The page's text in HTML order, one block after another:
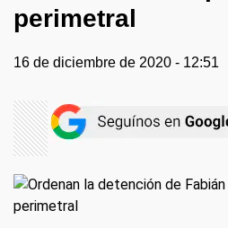
perimetral
16 de diciembre de 2020 - 12:51